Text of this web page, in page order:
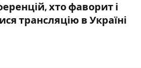
хто фаворит і
трансляцію в Україні